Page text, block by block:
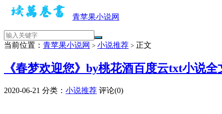
青苹果小说网
当前位置： 青苹果小说网 > 小说推荐 > 正文
《春梦欢迎您》by桃花酒百度云txt小说全
2020-06-21 分类： 小说推荐 评论(0)